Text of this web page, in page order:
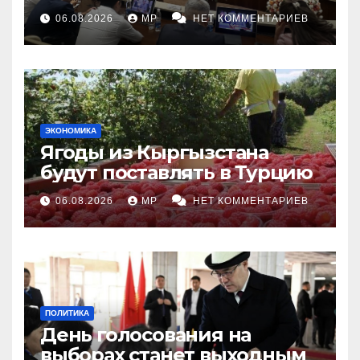
топливными компаниями
06.08.2026 MP НЕТ КОММЕНТАРИЕВ
ЭКОНОМИКА
Ягоды из Кыргызстана
будут поставлять в Турцию
06.08.2026 MP НЕТ КОММЕНТАРИЕВ
ПОЛИТИКА
День голосования на
выборах станет выходным